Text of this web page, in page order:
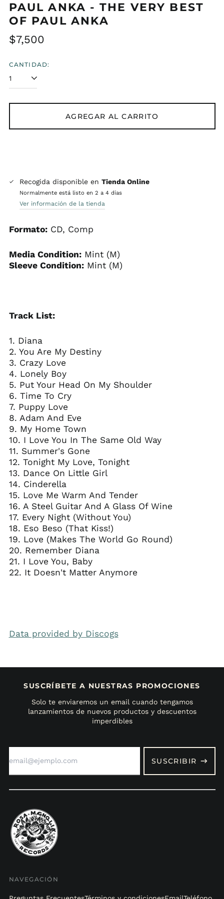
PAUL ANKA - THE VERY BEST
OF PAUL ANKA
Precio
$7,500
CANTIDAD:
AGREGAR AL CARRITO
Recogida disponible en Tienda Online
Normalmente está listo en 2 a 4 días
Ver información de la tienda
Formato:CD, Comp
Media Condition:Mint (M)
Sleeve Condition:Mint (M)
Track List:
1. Diana
2. You Are My Destiny
3. Crazy Love
4. Lonely Boy
5. Put Your Head On My Shoulder
6. Time To Cry
7. Puppy Love
8. Adam And Eve
9. My Home Town
10. I Love You In The Same Old Way
11. Summer's Gone
12. Tonight My Love, Tonight
13. Dance On Little Girl
14. Cinderella
15. Love Me Warm And Tender
16. A Steel Guitar And A Glass Of Wine
17. Every Night (Without You)
18. Eso Beso (That Kiss!)
19. Love (Makes The World Go Round)
20. Remember Diana
21. I Love You, Baby
22. It Doesn't Matter Anymore
Data provided by Discogs
SUSCRÍBETE A NUESTRAS PROMOCIONES
Solo te enviaremos un email cuando tengamos
lanzamientos de nuevos productos y descuentos
imperdibles
SUSCRIBIR
NAVEGACIÓN